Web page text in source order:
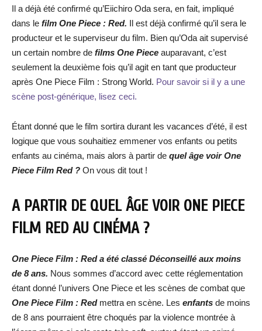
Il a déjà été confirmé qu’Eiichiro Oda sera, en fait, impliqué
dans le film One Piece : Red. Il est déjà confirmé qu’il sera le
producteur et le superviseur du film. Bien qu’Oda ait supervisé
un certain nombre de films One Piece auparavant, c’est
seulement la deuxième fois qu’il agit en tant que producteur
après One Piece Film : Strong World. Pour savoir si il y a une
scène post-générique, lisez ceci.
Étant donné que le film sortira durant les vacances d’été, il est
logique que vous souhaitiez emmener vos enfants ou petits
enfants au cinéma, mais alors à partir de quel âge voir One
Piece Film Red ? On vous dit tout !
A PARTIR DE QUEL ÂGE VOIR ONE PIECE
FILM RED AU CINÉMA ?
One Piece Film : Red a été classé Déconseillé aux moins
de 8 ans. Nous sommes d’accord avec cette réglementation
étant donné l’univers One Piece et les scènes de combat que
One Piece Film : Redmettra en scène. Les enfants de moins
de 8 ans pourraient être choqués par la violence montrée à